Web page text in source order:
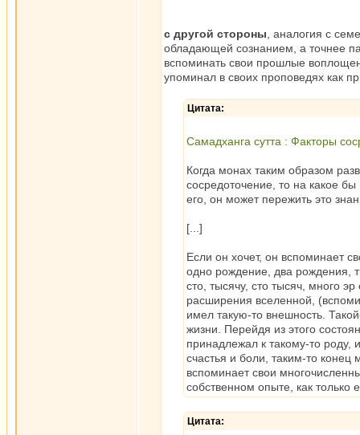
с другой стороны , аналогия с
обладающей сознанием, а точнее
вспоминать свои прошлые
упоминал в своих проповедях как
Цитата:
Самадханга сутта : Факторы
Когда монах таким образом
сосредоточение, то на какое
его, он может пережить это
[...]
Если он хочет, он вспоминает
одно рождение, два рождения,
сто, тысячу, сто тысяч, много
расширения вселенной,
имел такую-то внешность.
жизни. Перейдя из этого
принадлежал к такому-то
счастья и боли, таким-то конец
вспоминает свои
собственном опыте, как только
Цитата: